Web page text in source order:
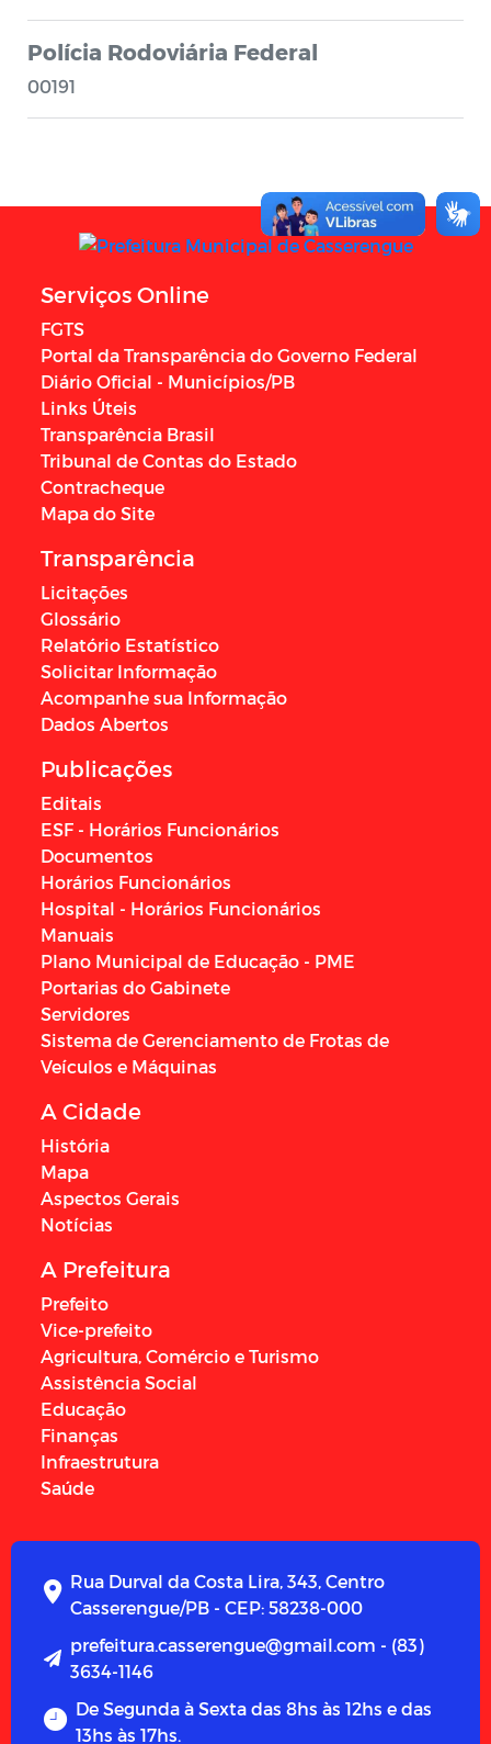
Polícia Rodoviária Federal
00191
Serviços Online
FGTS
Portal da Transparência do Governo Federal
Diário Oficial - Municípios/PB
Links Úteis
Transparência Brasil
Tribunal de Contas do Estado
Contracheque
Mapa do Site
Transparência
Licitações
Glossário
Relatório Estatístico
Solicitar Informação
Acompanhe sua Informação
Dados Abertos
Publicações
Editais
ESF - Horários Funcionários
Documentos
Horários Funcionários
Hospital - Horários Funcionários
Manuais
Plano Municipal de Educação - PME
Portarias do Gabinete
Servidores
Sistema de Gerenciamento de Frotas de
Veículos e Máquinas
A Cidade
História
Mapa
Aspectos Gerais
Notícias
A Prefeitura
Prefeito
Vice-prefeito
Agricultura, Comércio e Turismo
Assistência Social
Educação
Finanças
Infraestrutura
Saúde
Rua Durval da Costa Lira, 343, Centro
Casserengue/PB - CEP: 58238-000
prefeitura.casserengue@gmail.com - (83)
3634-1146
De Segunda à Sexta das 8hs às 12hs e das
13hs às 17hs.